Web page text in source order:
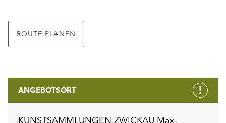
ROUTE PLANEN
ANGEBOTSORT
KUNSTSAMMLUNGEN ZWICKAU Max-